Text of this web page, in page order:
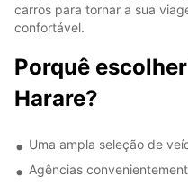
carros para tornar a sua
confortável.
Porquê
Harare?
Uma ampla seleção de
Agências